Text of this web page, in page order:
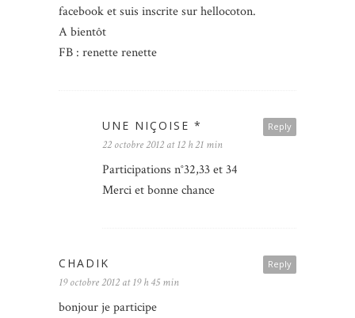
facebook et suis inscrite sur hellocoton.
A bientôt
FB : renette renette
Reply
UNE NIÇOISE *
22 octobre 2012 at 12 h 21 min
Participations n°32,33 et 34
Merci et bonne chance
Reply
CHADIK
19 octobre 2012 at 19 h 45 min
bonjour je participe